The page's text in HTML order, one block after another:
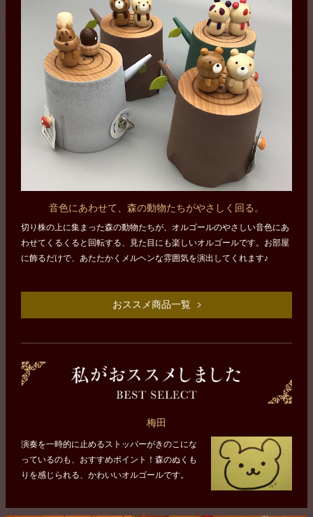
音色にあわせて、森の動物たちがやさしく回る。
切り株の上に集まった森の動物たちが、オルゴールのやさしい音色にあ
わせてくるくると回転する、見た目にも楽しいオルゴールです。お部屋
に飾るだけで、あたたかくメルヘンな雰囲気を演出してくれます♪
おススメ商品一覧
梅田
演奏を一時的に止めるストッパーがきのこにな
っているのも、おすすめポイント！森のぬくも
りを感じられる、かわいいオルゴールです。